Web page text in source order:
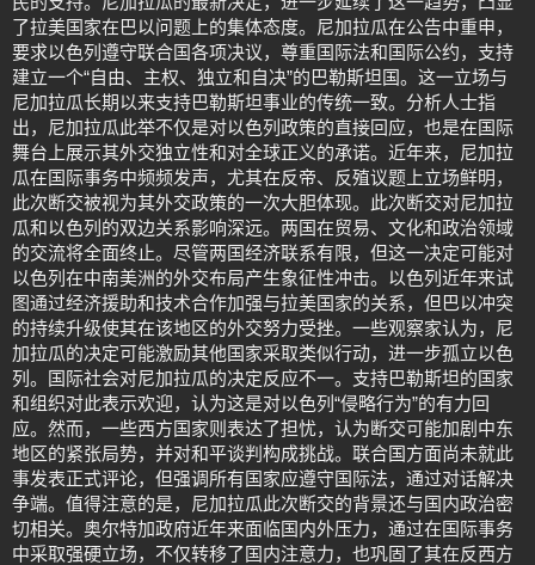
了拉美国家在巴以问题上的集体态度。尼加拉瓜在公告中重申，
要求以色列遵守联合国各项决议，尊重国际法和国际公约，支持
建立一个“自由、主权、独立和自决”的巴勒斯坦国。这一立场与
尼加拉瓜长期以来支持巴勒斯坦事业的传统一致。分析人士指
出，尼加拉瓜此举不仅是对以色列政策的直接回应，也是在国际
舞台上展示其外交独立性和对全球正义的承诺。近年来，尼加拉
瓜在国际事务中频频发声，尤其在反帝、反殖议题上立场鲜明，
此次断交被视为其外交政策的一次大胆体现。此次断交对尼加拉
瓜和以色列的双边关系影响深远。两国在贸易、文化和政治领域
的交流将全面终止。尽管两国经济联系有限，但这一决定可能对
以色列在中南美洲的外交布局产生象征性冲击。以色列近年来试
图通过经济援助和技术合作加强与拉美国家的关系，但巴以冲突
的持续升级使其在该地区的外交努力受挫。一些观察家认为，尼
加拉瓜的决定可能激励其他国家采取类似行动，进一步孤立以色
列。国际社会对尼加拉瓜的决定反应不一。支持巴勒斯坦的国家
和组织对此表示欢迎，认为这是对以色列“侵略行为”的有力回
应。然而，一些西方国家则表达了担忧，认为断交可能加剧中东
地区的紧张局势，并对和平谈判构成挑战。联合国方面尚未就此
事发表正式评论，但强调所有国家应遵守国际法，通过对话解决
争端。值得注意的是，尼加拉瓜此次断交的背景还与国内政治密
切相关。奥尔特加政府近年来面临国内外压力，通过在国际事务
中采取强硬立场，不仅转移了国内注意力，也巩固了其在反西方